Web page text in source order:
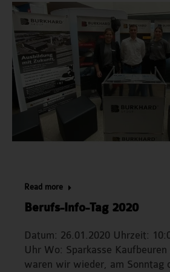
Berufs-Info-Tag 2020
Datum: 26.01.2020 Uhrzeit:
Uhr Wo: Sparkasse
waren wir wieder, am Sonntag
Read more